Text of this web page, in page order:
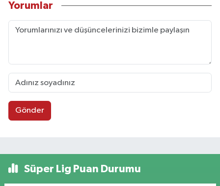
Yorumlar
Gönder
Süper Lig Puan Durumu